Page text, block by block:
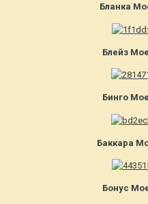
Бланка
Блейз
Бинго
Баккара
Бонус